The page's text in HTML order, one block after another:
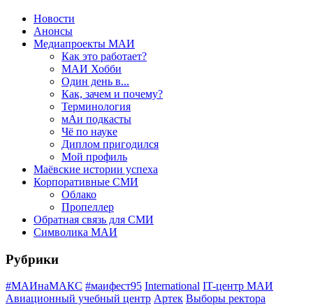
Новости
Анонсы
Медиапроекты МАИ
Как это работает?
МАИ Хобби
Один день в...
Как, зачем и почему?
Терминология
мАи подкасты
Чё по науке
Диплом пригодился
Мой профиль
Маёвские истории успеха
Корпоративные СМИ
Облако
Пропеллер
Обратная связь для СМИ
Символика МАИ
Рубрики
#МАИнаМАКС #маифест95 International IT-центр МАИ
Авиационный учебный центр Артек Выборы ректора